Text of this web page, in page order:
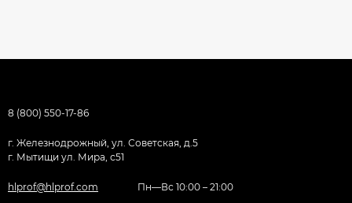
8 (800) 550-17-86
г. Железнодрожный, ул. Советская, д.5
г. Мытищи ул. Мира, с51
hlprof@hlprof.com Пн—Вс 10:00 – 21:00